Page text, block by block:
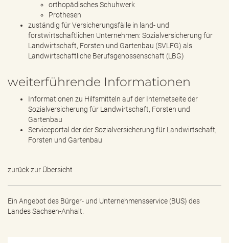
orthopädisches Schuhwerk
Prothesen
zuständig für Versicherungsfälle in land- und
forstwirtschaftlichen Unternehmen: Sozialversicherung für
Landwirtschaft, Forsten und Gartenbau (SVLFG) als
Landwirtschaftliche Berufsgenossenschaft (LBG)
weiterführende Informationen
Informationen zu Hilfsmitteln auf der Internetseite der
Sozialversicherung für Landwirtschaft, Forsten und
Gartenbau
Serviceportal der der Sozialversicherung für Landwirtschaft,
Forsten und Gartenbau
zurück zur Übersicht
Ein Angebot des Bürger- und Unternehmensservice (BUS) des
Landes Sachsen-Anhalt.